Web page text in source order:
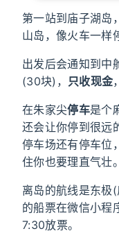
第一站到庙子湖岛
山岛，像火车一样
出发后会通知到中
(30块)， 只收现金
在朱家尖停车是个
还会让你停到很远
停车场还有停车位
住你也要理直气壮。
离岛的航线是东极
的船票在微信小程
7:30放票。